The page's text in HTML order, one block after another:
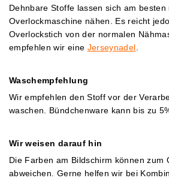
Dehnbare Stoffe lassen sich am besten
Overlockmaschine nähen. Es reicht
Overlockstich von der normalen
empfehlen wir eine Jerseynadel
Waschempfehlung
Wir empfehlen den Stoff vor der
waschen. Bündchenware kann bis zu
Wir weisen darauf hin
Die Farben am Bildschirm können zum
abweichen. Gerne helfen wir bei